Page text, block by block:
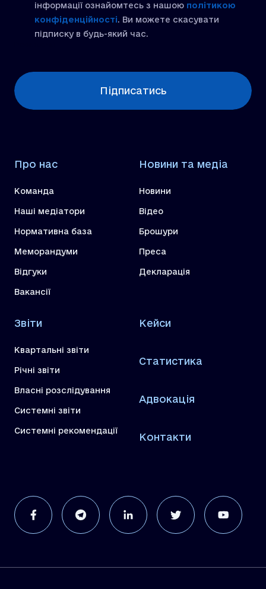
інформації ознайомтесь з нашою політикою
конфіденційності. Ви можете скасувати
підписку в будь-який час.
Підписатись
Про нас
Команда
Наші медіатори
Нормативна база
Меморандуми
Відгуки
Вакансії
Новини та медіа
Новини
Відео
Брошури
Преса
Декларація
Звіти
Квартальні звіти
Річні звіти
Власні розслідування
Системні звіти
Системні рекомендації
Кейси
Статистика
Адвокація
Контакти